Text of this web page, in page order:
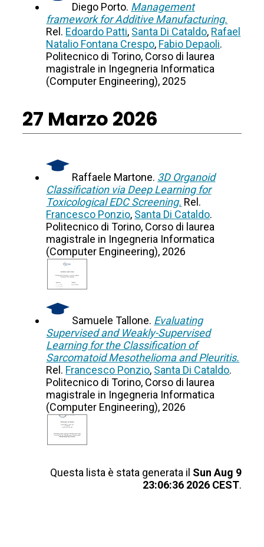
Diego Porto. Management
framework for Additive Manufacturing.
Rel. Edoardo Patti, Santa Di Cataldo, Rafael
Natalio Fontana Crespo, Fabio Depaoli.
Politecnico di Torino, Corso di laurea
magistrale in Ingegneria Informatica
(Computer Engineering), 2025
27 Marzo 2026
Raffaele Martone. 3D Organoid
Classification via Deep Learning for
Toxicological EDC Screening. Rel.
Francesco Ponzio, Santa Di Cataldo.
Politecnico di Torino, Corso di laurea
magistrale in Ingegneria Informatica
(Computer Engineering), 2026
Samuele Tallone. Evaluating
Supervised and Weakly-Supervised
Learning for the Classification of
Sarcomatoid Mesothelioma and Pleuritis.
Rel. Francesco Ponzio, Santa Di Cataldo.
Politecnico di Torino, Corso di laurea
magistrale in Ingegneria Informatica
(Computer Engineering), 2026
Questa lista è stata generata il Sun Aug 9
23:06:36 2026 CEST.